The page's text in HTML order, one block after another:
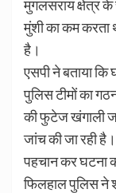
मुगलसराय क्षेत्र के
मुंशी का कम करता
है।
एसपी ने बताया
पुलिस टीमों का
की फुटेज खंगाली
जांच की जा रही
पहचान कर घटना
फिलहाल पुलिस ने